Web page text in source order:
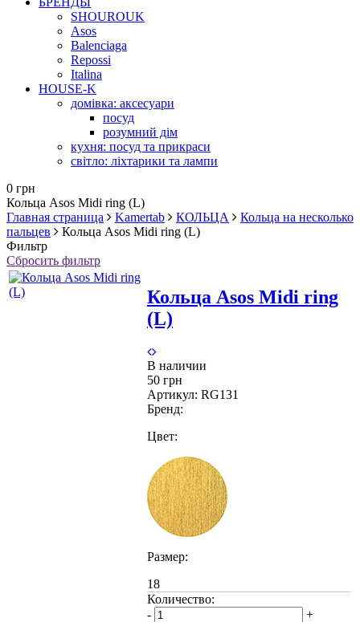
SHOUROUK
Asos
Balenciaga
Repossi
Italina
HOUSE-K
домівка: аксесуари
посуд
розумний дім
кухня: посуд та прикраси
світло: ліхтарики та лампи
0 грн
Кольца Asos Midi ring (L)
Главная страница
Kamertab КОЛЬЦА
Кольца на несколько
пальцев
Кольца Asos Midi ring (L)
Фильтр
Сбросить фильтр
Кольца Asos Midi ring
(L)
В наличии
50 грн
Артикул: RG131
Бренд:
Цвет:
Размер:
18
Количество:
-
+